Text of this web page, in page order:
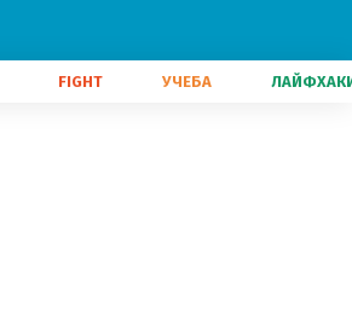
FIGHT УЧЕБА